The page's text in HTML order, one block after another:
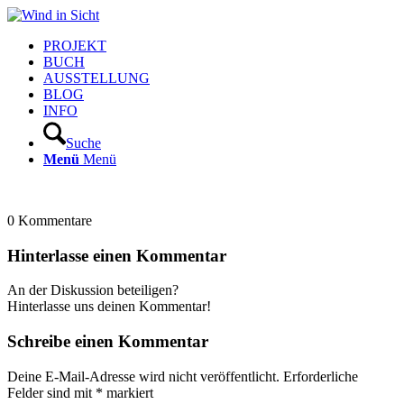
PROJEKT
BUCH
AUSSTELLUNG
BLOG
INFO
Suche
Menü Menü
0 Kommentare
Hinterlasse einen Kommentar
An der Diskussion beteiligen?
Hinterlasse uns deinen Kommentar!
Schreibe einen Kommentar
Deine E-Mail-Adresse wird nicht veröffentlicht. Erforderliche
Felder sind mit * markiert